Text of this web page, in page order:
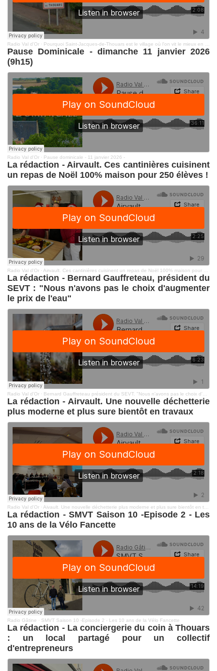
Radio Val d'Or · Pourquoi Saint-Jacques-de-Thouars est le village où l'on vit le mieux en Dexu-Sèvres ?
Pause Dominicale - dimanche 11 janvier 2026
(9h15)
Radio Val d'Or · Pause dominicale - 11 janvier 2026 -
La rédaction - Airvault. Ces cantinières cuisinent
un repas de Noël 100% maison pour 250 élèves !
Radio Val d'Or · Airvault. Ces cantinières cuisinent un repas de Noël 100% maison pour 250 élèves !
La rédaction - Bernard Gauffreteau, président du
SEVT : "Nous n'avons pas le choix d'augmenter
le prix de l'eau"
Radio Val d'Or · Bernard Gauffreteau président du SEVT. "Nous n'avons pas le choix d'augmenter le prix de l'eau"
La rédaction - Airvault. Une nouvelle déchetterie
plus moderne et plus sure bientôt en travaux
Radio Val d'Or · Aivault. Une nouvelle déchetterie plus moderne et plus sure bientôt en travaux
La rédaction - SMVT Saison 10 -Episode 2 - Les
10 ans de la Vélo Fancette
Radio Gâtine · SMVT Saison 10 -Episode 2 - Les 10 ans de la Vélo Fancette
La rédaction - La conciergerie du coin à Thouars
: un local partagé pour un collectif
d'entrepreneurs